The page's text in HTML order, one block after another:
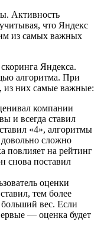
Активность
что Яндекс
из самых важных
Яндекса.
алгоритма. При
из них самые важные:
компании
и всегда ставил
«4», алгоритмы
сложно
повлияет на рейтинг
снова поставил
оценки
тем более
вес. Если
— оценка будет